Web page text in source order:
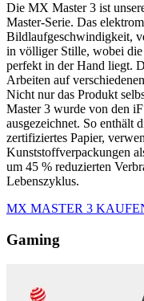
Die MX Master 3 ist
Master-Serie. Das
Bildlaufgeschwindigkeit,
in völliger Stille, wobei
perfekt in der Hand liegt.
Arbeiten auf
Nicht nur das Produkt
Master 3 wurde von den
ausgezeichnet. So enthält
zertifiziertes Papier,
Kunststoffverpackungen
um 45 % reduzierten
Lebenszyklus.
MX MASTER 3
Gaming